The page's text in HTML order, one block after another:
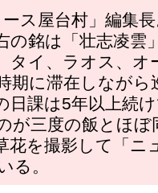
ス屋台村」編集
の銘は「壮志凌雲
タイ、ラオス、オ
期に滞在しながら
日課は5年以上続
が三度の飯とほ
花を撮影して「ニ
る。